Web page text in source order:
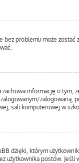
problemu może
zachowa informację o tym,
zalogowaną,
komputerowej w
dzięki, którym
użytkownika postów.